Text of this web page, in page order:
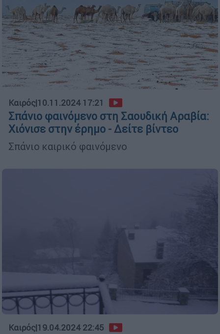
Καιρός|10.11.2024 17:21
Σπάνιο φαινόμενο στη Σαουδική Αραβία:
Χιόνισε στην έρημο - Δείτε βίντεο
Σπάνιο καιρικό φαινόμενο
Καιρός|19.04.2024 22:45